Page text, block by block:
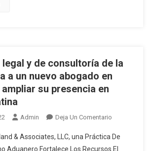
y de consultoría de la
a un nuevo abogado en
su presencia en
Admin Deja Un ComentarioEn
Práctica
& Associates, LLC, una Práctica De
Aduanero Fortalece Los Recursos El